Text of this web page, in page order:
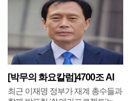
[박무의 화요칼럼]4700조 AI
메
최근 이재명 정부가 재계 총수들과